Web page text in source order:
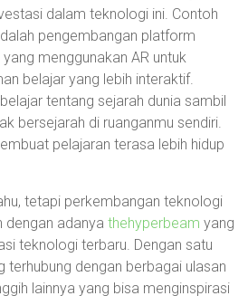
dalam teknologi ini. Contoh
pengembangan platform
menggunakan AR untuk
belajar yang lebih interaktif.
tentang sejarah dunia sambil
bersejarah di ruanganmu sendiri.
pelajaran terasa lebih hidup
tetapi perkembangan teknologi
dengan adanyathehyperbeam yang
teknologi terbaru. Dengan satu
terhubung dengan berbagai ulasan
lainnya yang bisa menginspirasi